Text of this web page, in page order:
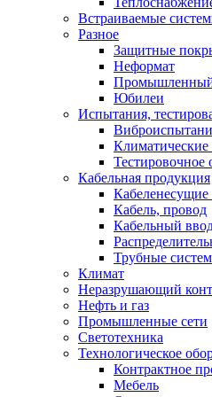
Встраиваемые
Разное
Защитные
Неформат
Промышленный
Юбилеи
Испытания,
Тестировочное
Кабельная продукция
Кабель, провод
Кабельный
Трубные
Климат
Неразрушающий
Нефть и газ
Промышленные сети
Светотехника
Технологическое
Контрактное
Мебель